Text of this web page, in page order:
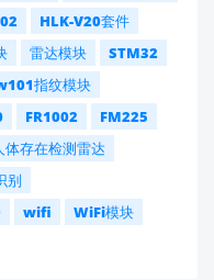
HLK-V20套件
雷达模块
STM32
指纹模块
FR1002
FM225
体存在检测雷达
别
wifi
WiFi模块